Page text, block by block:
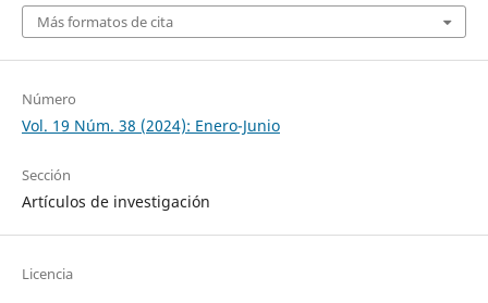
Más formatos de cita
Número
Vol. 19 Núm. 38 (2024): Enero-Junio
Sección
Artículos de investigación
Licencia